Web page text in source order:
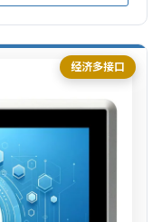
经济多接口